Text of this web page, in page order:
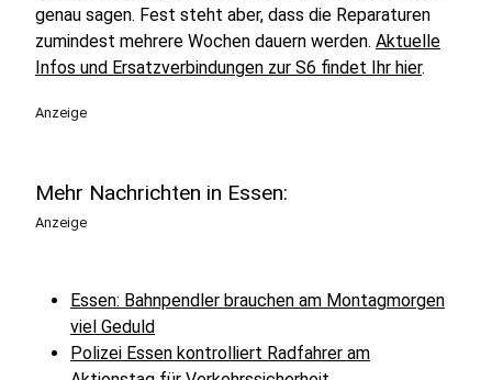
genau sagen. Fest steht aber, dass die Reparaturen
zumindest mehrere Wochen dauern werden. Aktuelle
Infos und Ersatzverbindungen zur S6 findet Ihr hier.
Anzeige
Mehr Nachrichten in Essen:
Anzeige
Essen: Bahnpendler brauchen am Montagmorgen
viel Geduld
Polizei Essen kontrolliert Radfahrer am